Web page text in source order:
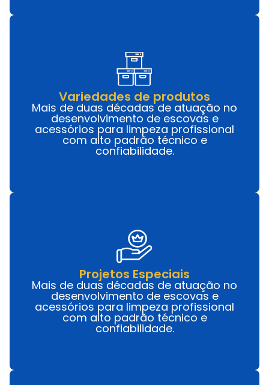
Variedades de produtos
Mais de duas décadas de atuação no
desenvolvimento de escovas e
acessórios para limpeza profissional
com alto padrão técnico e
confiabilidade.
Projetos Especiais
Mais de duas décadas de atuação no
desenvolvimento de escovas e
acessórios para limpeza profissional
com alto padrão técnico e
confiabilidade.